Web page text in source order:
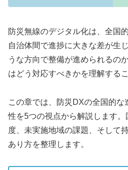
防災無線のデジタル化は、全国
自治体間で進捗に大きな差が生
うな方向で整備が進められるの
はどう対応すべきかを理解する
この章では、防災DXの全国的な
性を5つの視点から解説します。
度、未実施地域の課題、そして
あり方を整理します。